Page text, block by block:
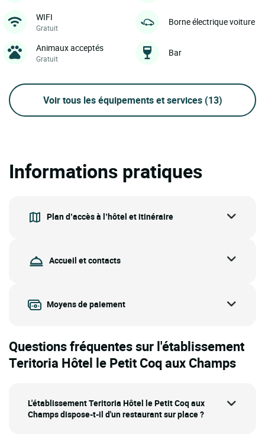
WIFI
Gratuit
Borne électrique voiture
Animaux acceptés
Gratuit
Bar
Voir tous les équipements et services (13)
Informations pratiques
Plan d’accès à l’hôtel et itinéraire
Accueil et contacts
Moyens de paiement
Questions fréquentes sur l'établissement
Teritoria Hôtel le Petit Coq aux Champs
L'établissement Teritoria Hôtel le Petit Coq aux
Champs dispose-t-il d'un restaurant sur place ?